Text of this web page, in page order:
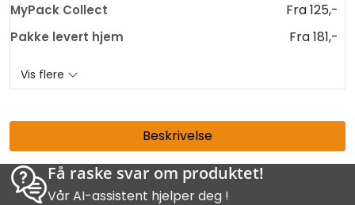
MyPack Collect Fra 125,-
Pakke levert hjem Fra 181,-
Vis flere
Beskrivelse
Få raske svar om produktet!
Vår AI-assistent hjelper deg !